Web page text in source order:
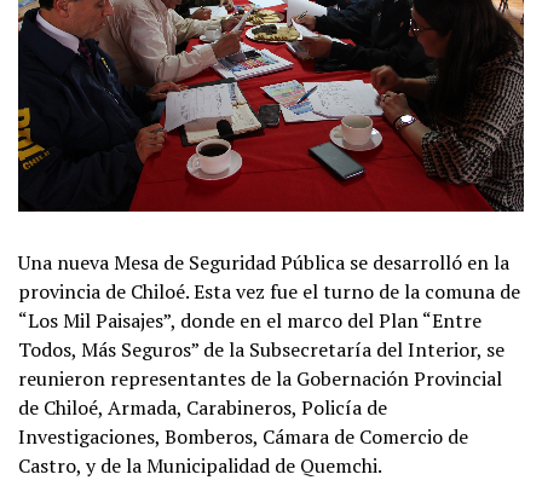
Una nueva Mesa de Seguridad Pública se desarrolló en la
provincia de Chiloé. Esta vez fue el turno de la comuna de
“Los Mil Paisajes”, donde en el marco del Plan “Entre
Todos, Más Seguros” de la Subsecretaría del Interior, se
reunieron representantes de la Gobernación Provincial
de Chiloé, Armada, Carabineros, Policía de
Investigaciones, Bomberos, Cámara de Comercio de
Castro, y de la Municipalidad de Quemchi.